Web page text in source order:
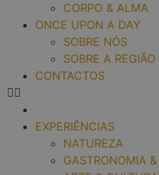
CORPO & ALMA
ONCE UPON A DAY
SOBRE NÓS
SOBRE A REGIÃO
CONTACTOS
EXPERIÊNCIAS
NATUREZA
GASTRONOMIA